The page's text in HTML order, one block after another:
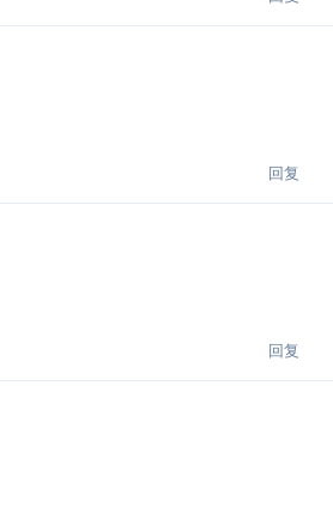
回复
回复